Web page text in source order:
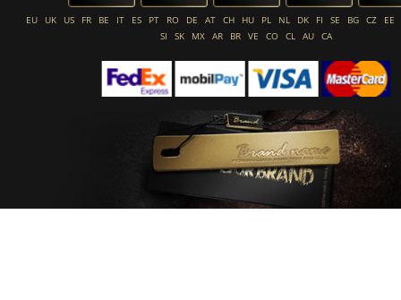
EU UK US FR BE IT ES PT RO DE AT CH HU PL NL DK FI SE BG CZ
EE
SI
SK MX AR BR VE CO CL AU CA